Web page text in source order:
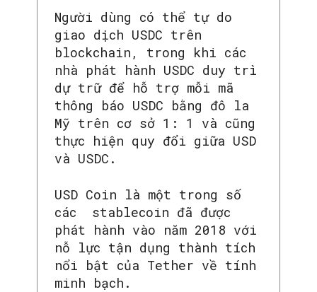
Người dùng có thể tự do
giao dịch USDC trên
blockchain, trong khi các
nhà phát hành USDC duy trì
dự trữ để hỗ trợ mỗi mã
thông báo USDC bằng đô la
Mỹ trên cơ sở 1: 1 và cũng
thực hiện quy đổi giữa USD
và USDC.
USD Coin là một trong số
các stablecoin đã được
phát hành vào năm 2018 với
nỗ lực tận dụng thành tích
nổi bật của Tether về tính
minh bạch.